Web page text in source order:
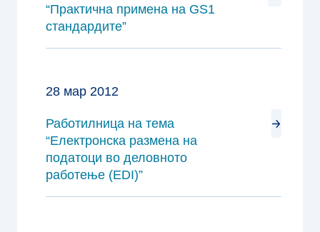
“Практична примена на GS1
стандардите”
28 мар 2012
Работилница на тема
“Електронска размена на
податоци во деловното
работење (EDI)”